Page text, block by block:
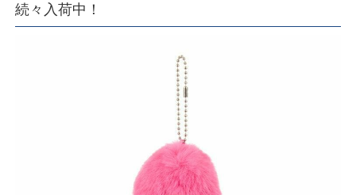
続々入荷中！